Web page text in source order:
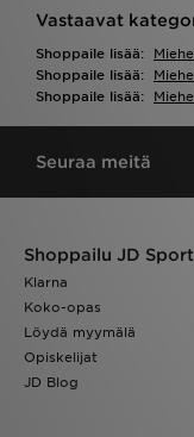
Vastaavat
Shoppaile lisää:
Shoppaile lisää:
Shoppaile lisää:
Seuraa meitä
Shoppailu JD
Klarna
Koko-opas
Löydä myymälä
Opiskelijat
JD Blog